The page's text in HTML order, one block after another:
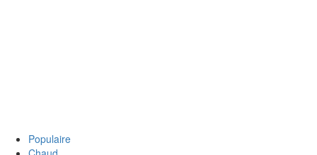
Populaire